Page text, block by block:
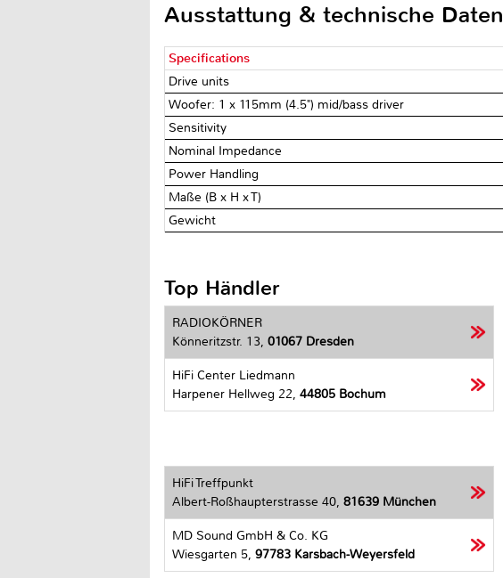
Ausstattung & technische Daten
Specifications
Drive units
Woofer: 1 x 115mm (4.5") mid/bass driver
Sensitivity
Nominal Impedance
Power Handling
Maße (B x H x T)
Gewicht
Top Händler
RADIOKÖRNER
Könneritzstr. 13, 01067 Dresden
HiFi Center Liedmann
Harpener Hellweg 22, 44805 Bochum
HiFi Treffpunkt
Albert-Roßhaupterstrasse 40, 81639 München
MD Sound GmbH & Co. KG
Wiesgarten 5, 97783 Karsbach-Weyersfeld